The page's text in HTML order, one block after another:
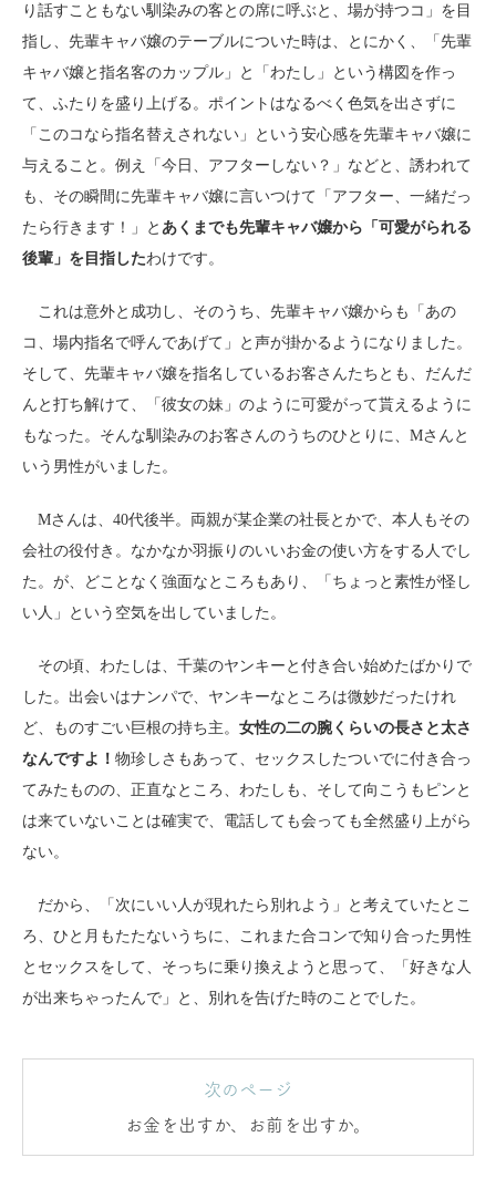
り話すこともない馴染みの客との席に呼ぶと、場が持つコ」を目
指し、先輩キャバ嬢のテーブルについた時は、とにかく、「先輩
キャバ嬢と指名客のカップル」と「わたし」という構図を作っ
て、ふたりを盛り上げる。ポイントはなるべく色気を出さずに
「このコなら指名替えされない」という安心感を先輩キャバ嬢に
与えること。例え「今日、アフターしない？」などと、誘われて
も、その瞬間に先輩キャバ嬢に言いつけて「アフター、一緒だっ
たら行きます！」と あくまでも先輩キャバ嬢から「可愛がられる
後輩」を目指したわけです。
これは意外と成功し、そのうち、先輩キャバ嬢からも「あの
コ、場内指名で呼んであげて」と声が掛かるようになりました。
そして、先輩キャバ嬢を指名しているお客さんたちとも、だんだ
んと打ち解けて、「彼女の妹」のように可愛がって貰えるように
もなった。そんな馴染みのお客さんのうちのひとりに、Mさんと
いう男性がいました。
Mさんは、40代後半。両親が某企業の社長とかで、本人もその
会社の役付き。なかなか羽振りのいいお金の使い方をする人でし
た。が、どことなく強面なところもあり、「ちょっと素性が怪し
い人」という空気を出していました。
その頃、わたしは、千葉のヤンキーと付き合い始めたばかりで
した。出会いはナンパで、ヤンキーなところは微妙だったけれ
ど、ものすごい巨根の持ち主。 女性の二の腕くらいの長さと太さ
なんですよ！ 物珍しさもあって、セックスしたついでに付き合っ
てみたものの、正直なところ、わたしも、そして向こうもピンと
は来ていないことは確実で、電話しても会っても全然盛り上がら
ない。
だから、「次にいい人が現れたら別れよう」と考えていたとこ
ろ、ひと月もたたないうちに、これまた合コンで知り合った男性
とセックスをして、そっちに乗り換えようと思って、「好きな人
が出来ちゃったんで」と、別れを告げた時のことでした。
次のページ
お金を出すか、お前を出すか。